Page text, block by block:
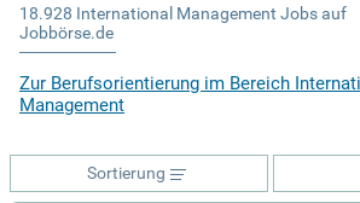
18.928 International Management Jobs auf
Jobbörse.de
Zur Berufsorientierung im Bereich
Management
Sortierung